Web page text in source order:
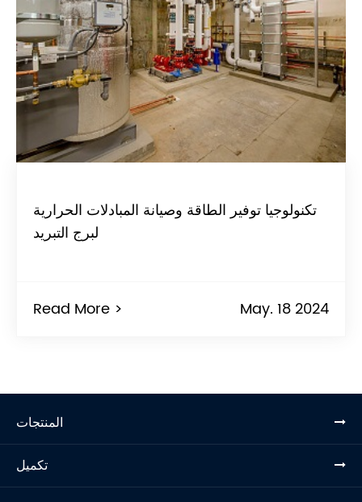
تكنولوجيا توفير الطاقة وصيانة المبادلات الحرارية
لبرج التبريد
Read More > May. 18 2024
المنتجات
تكميل